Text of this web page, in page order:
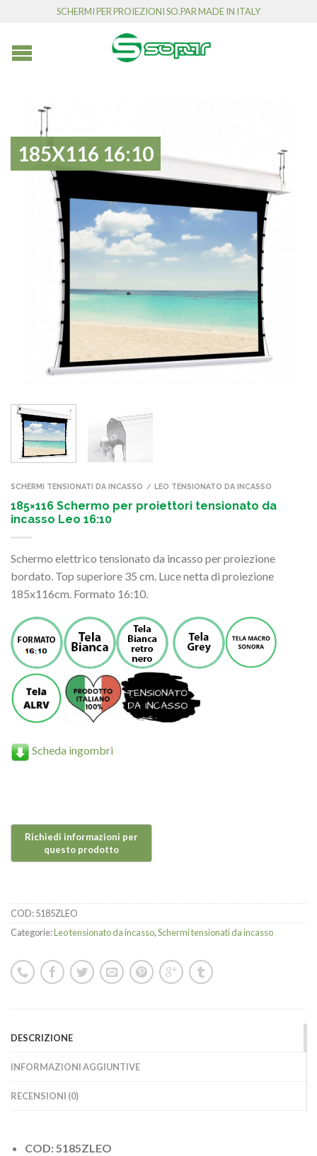
SCHERMI PER PROIEZIONI SO.PAR MADE IN ITALY
185X116 16:10
SCHERMI TENSIONATI DA INCASSO / LEO TENSIONATO DA INCASSO
185×116 Schermo per proiettori tensionato da
incasso Leo 16:10
Schermo elettrico tensionato da incasso per proiezione
bordato. Top superiore 35 cm. Luce netta di proiezione
185x116cm. Formato 16:10.
Scheda ingombri
COD:5185ZLEO
Categorie:Leo tensionato da incasso,Schermi tensionati da incasso
DESCRIZIONE
INFORMAZIONI AGGIUNTIVE
RECENSIONI (0)
COD: 5185ZLEO